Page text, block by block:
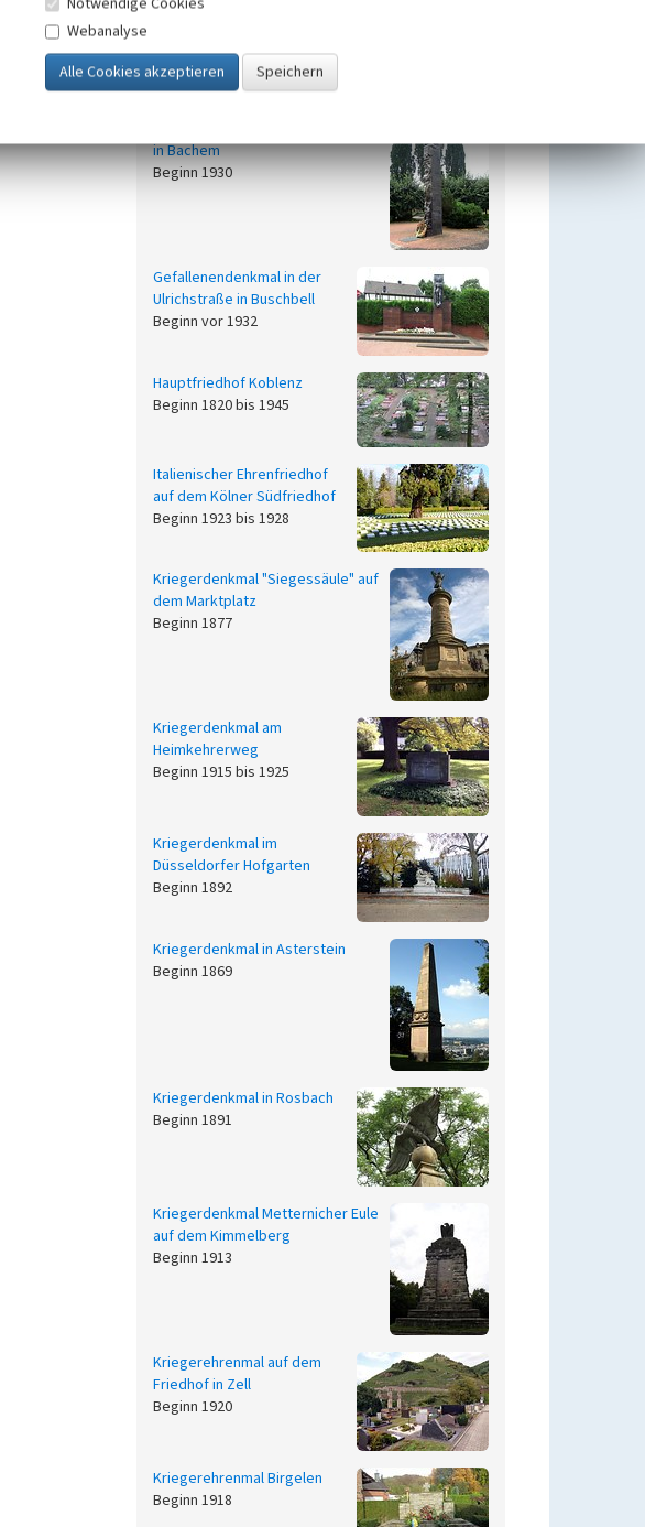
Beginn 1870
Friedhof Kirchhoven
Beginn 1301 bis 1491
in Bachem
Beginn 1930
Gefallenendenkmal in der
Ulrichstraße in Buschbell
Beginn vor 1932
Hauptfriedhof Koblenz
Beginn 1820 bis 1945
Italienischer Ehrenfriedhof
auf dem Kölner Südfriedhof
Beginn 1923 bis 1928
Kriegerdenkmal "Siegessäule" auf
dem Marktplatz
Beginn 1877
Kriegerdenkmal am
Heimkehrerweg
Beginn 1915 bis 1925
Kriegerdenkmal im
Düsseldorfer Hofgarten
Beginn 1892
Kriegerdenkmal in Asterstein
Beginn 1869
Kriegerdenkmal in Rosbach
Beginn 1891
Kriegerdenkmal Metternicher Eule
auf dem Kimmelberg
Beginn 1913
Kriegerehrenmal auf dem
Friedhof in Zell
Beginn 1920
Kriegerehrenmal Birgelen
Beginn 1918
Webanalyse